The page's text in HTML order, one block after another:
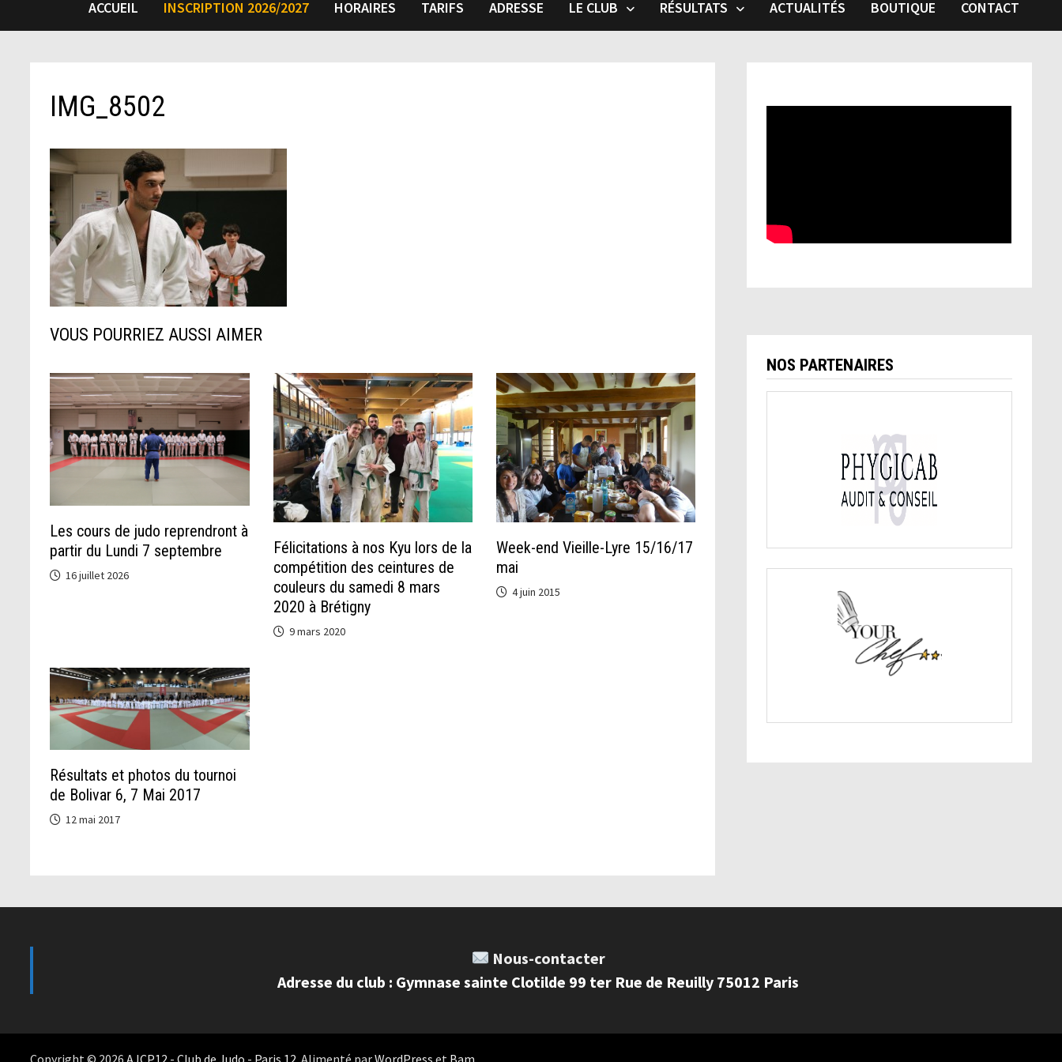
ACCUEIL INSCRIPTION 2026/2027 HORAIRES TARIFS ADRESSE LE CLUB RÉSULTATS ACTUALITÉS BOUTIQUE CONTACT
IMG_8502
VOUS POURRIEZ AUSSI AIMER
Les cours de judo reprendront à
partir du Lundi 7 septembre
16 juillet 2026
Félicitations à nos Kyu lors de la
compétition des ceintures de
couleurs du samedi 8 mars
2020 à Brétigny
9 mars 2020
Week-end Vieille-Lyre 15/16/17
mai
4 juin 2015
Résultats et photos du tournoi
de Bolivar 6, 7 Mai 2017
12 mai 2017
NOS PARTENAIRES
Nous-contacter
Adresse du club : Gymnase sainte Clotilde 99 ter Rue de Reuilly 75012 Paris
Copyright © 2026AJCP12 - Club de Judo - Paris 12 . Alimenté parWordPress et Bam